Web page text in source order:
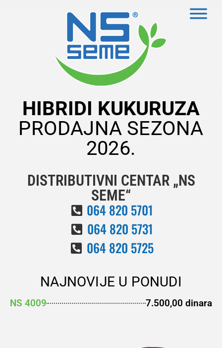
HIBRIDI KUKURUZA
PRODAJNA SEZONA
2026.
DISTRIBUTIVNI CENTAR „NS
SEME“
064 820 5701
064 820 5731
064 820 5725
NAJNOVIJE U PONUDI
NS 4009 7.500,00 dinara